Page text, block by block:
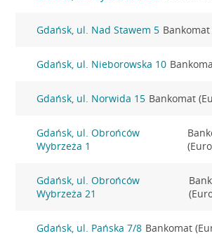
Gdańsk, ul. Nad Stawem 5
Gdańsk, ul. Nieborowska 10
Gdańsk, ul. Norwida 15 Bankomat
Gdańsk, ul. Obrońców
Wybrzeża 1
Gdańsk, ul. Obrońców
Wybrzeża 21
Gdańsk, ul. Pańska 7/8 Bankomat